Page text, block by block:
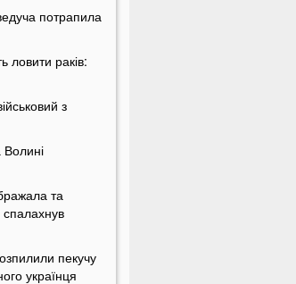
потрапила
ловити раків:
з
та
пекучу
українця